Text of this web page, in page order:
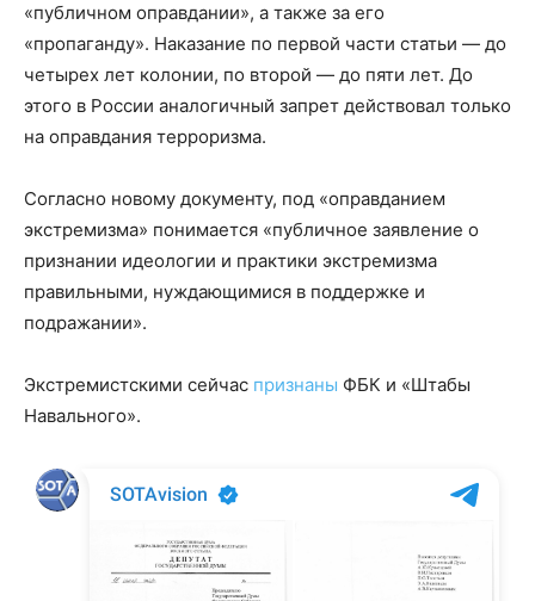
«публичном оправдании», а также за его
«пропаганду». Наказание по первой части статьи — до
четырех лет колонии, по второй — до пяти лет. До
этого в России аналогичный запрет действовал только
на оправдания терроризма.
Согласно новому документу, под «оправданием
экстремизма» понимается «публичное заявление о
признании идеологии и практики экстремизма
правильными, нуждающимися в поддержке и
подражании».
Экстремистскими сейчас признаны ФБК и «Штабы
Навального».